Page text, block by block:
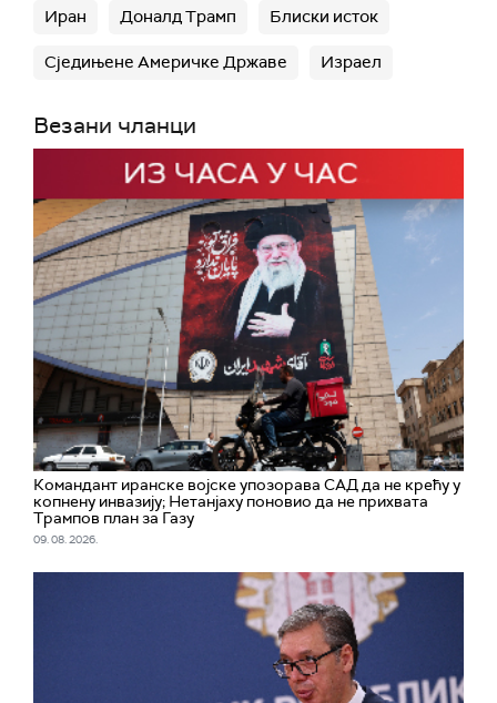
представници воде "веома позитивне
до "позитивних резултата за све стране".
Иран Доналд Трамп Блиски исток
Сједињене Америчке Државе Израел
Везани чланци
Командант иранске војске упозорава САД да не крећу у
копнену инвазију; Нетанјаху поновио да не прихвата
Трампов план за Газу
09. 08. 2026.